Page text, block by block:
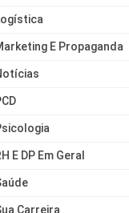
E Propaganda
E DP Em Geral
Carreira